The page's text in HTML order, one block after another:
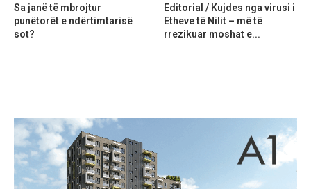
Sa janë të mbrojtur
punëtorët e ndërtimtarisë
sot?
Editorial / Kujdes nga virusi i
Etheve të Nilit – më të
rrezikuar moshat e...